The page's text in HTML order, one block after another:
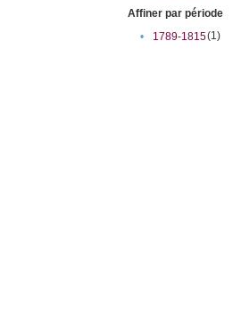
Affiner par période
•
1789-1815(1)